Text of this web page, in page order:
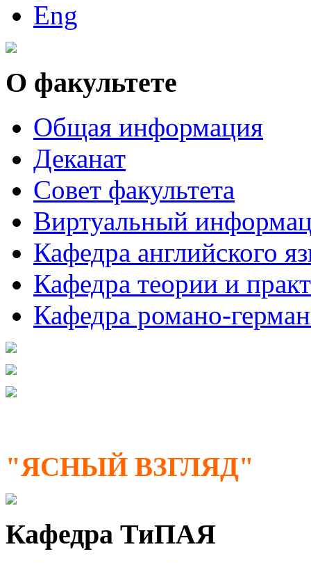
О факультете
Общая информация
Деканат
Совет факультета
Виртуальный
Кафедра английского
Кафедра теории и
Кафедра романо-
"ЯСНЫЙ ВЗГЛЯД"
Кафедра ТиПАЯ